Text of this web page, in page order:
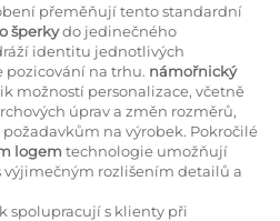
přeměňují tento standardní
šperkydo jedinečného
identitu jednotlivých
pozicování na trhu. námořnický
možností personalizace, včetně
úprav a změn rozměrů,
na výrobek. Pokročilé
logem technologie umožňují
výjimečným rozlišením detailů a
spolupracují s klienty při